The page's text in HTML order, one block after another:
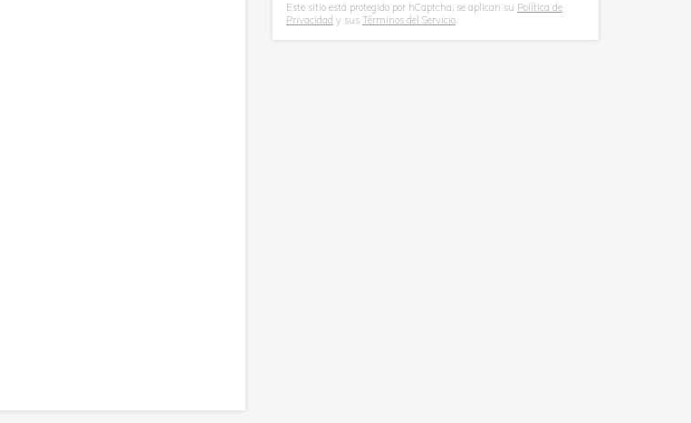
Este sitio está protegido por hCaptcha, se aplican su Política de
Privacidad y sus Términos del Servicio.